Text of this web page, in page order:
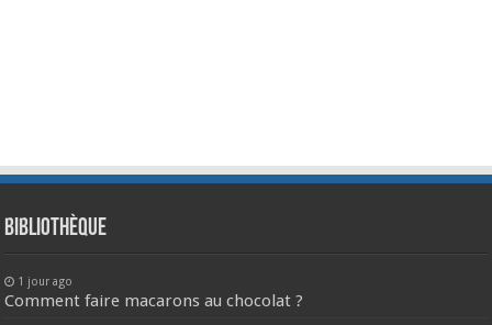
Bibliothèque
1 jour ago
Comment faire macarons au chocolat ?